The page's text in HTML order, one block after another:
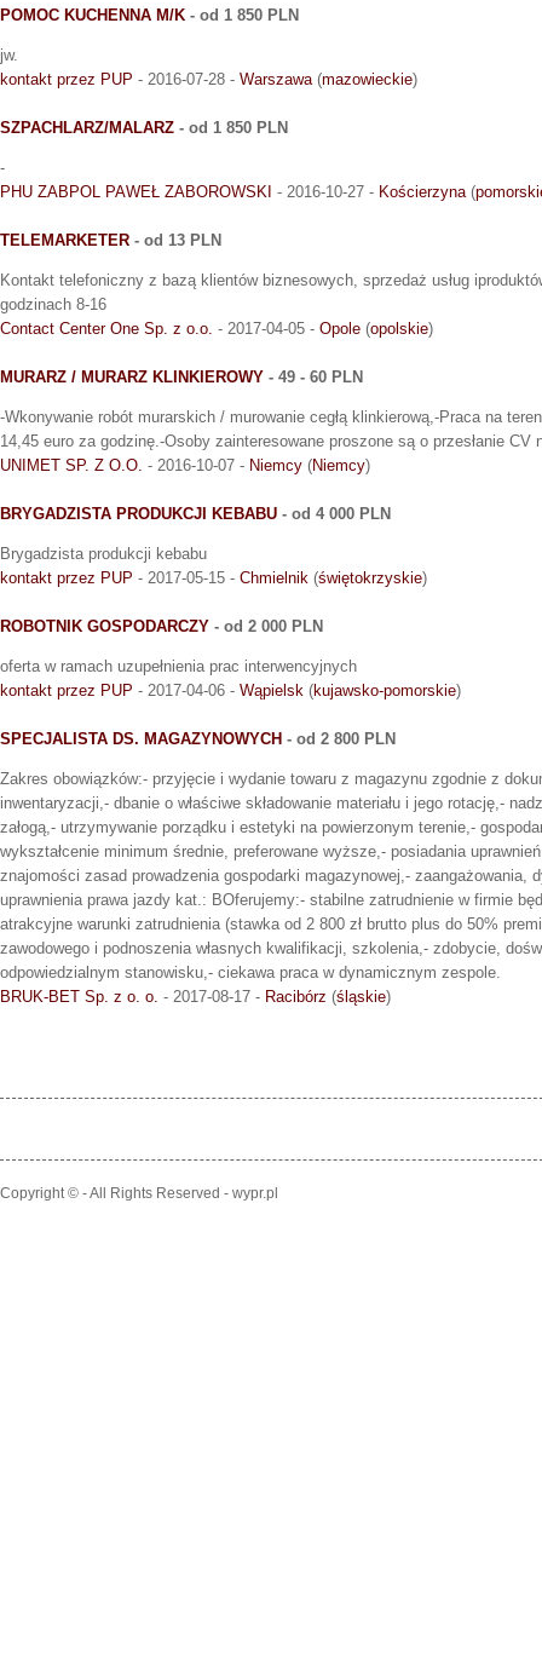
POMOC KUCHENNA M/K - od 1 850 PLN
jw.
kontakt przez PUP - 2016-07-28 - Warszawa(mazowieckie)
SZPACHLARZ/MALARZ - od 1 850 PLN
-
PHU ZABPOL PAWEŁ ZABOROWSKI - 2016-10-27 - Kościerzyna(
TELEMARKETER - od 13 PLN
Kontakt telefoniczny z bazą klientów biznesowych, sprzedaż usług
godzinach 8-16
Contact Center One Sp. z o.o. - 2017-04-05 - Opole (opolskie)
MURARZ / MURARZ KLINKIEROWY - 49 - 60 PLN
-Wkonywanie robót murarskich / murowanie cegłą klinkierową,-Praca na
14,45 euro za godzinę.-Osoby zainteresowane proszone są o przesłanie CV
UNIMET SP. Z O.O. - 2016-10-07 - Niemcy (Niemcy)
BRYGADZISTA PRODUKCJI KEBABU - od 4 000 PLN
Brygadzista produkcji kebabu
kontakt przez PUP - 2017-05-15 - Chmielnik (świętokrzyskie)
ROBOTNIK GOSPODARCZY - od 2 000 PLN
oferta w ramach uzupełnienia prac interwencyjnych
kontakt przez PUP - 2017-04-06 - Wąpielsk (kujawsko-pomorskie)
SPECJALISTA DS. MAGAZYNOWYCH - od 2 800 PLN
Zakres obowiązków:- przyjęcie i wydanie towaru z magazynu zgodnie z
inwentaryzacji,- dbanie o właściwe składowanie materiału i jego rotację,-
załogą,- utrzymywanie porządku i estetyki na powierzonym terenie,-
wykształcenie minimum średnie, preferowane wyższe,- posiadania
znajomości zasad prowadzenia gospodarki magazynowej,- zaangażowania,
uprawnienia prawa jazdy kat.: BOferujemy:- stabilne zatrudnienie w firmie
atrakcyjne warunki zatrudnienia (stawka od 2 800 zł brutto plus do 50%
zawodowego i podnoszenia własnych kwalifikacji, szkolenia,- zdobycie,
odpowiedzialnym stanowisku,- ciekawa praca w dynamicznym zespole.
BRUK-BET Sp. z o. o. - 2017-08-17 - Racibórz (śląskie)
Copyright © - All Rights Reserved - wypr.pl